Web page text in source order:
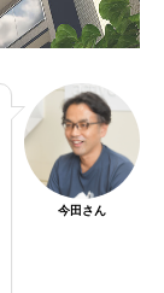
今田さん